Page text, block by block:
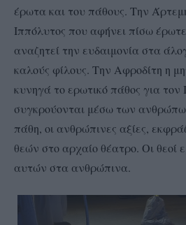
έρωτα και του πάθους. Την
Ιππόλυτος που αφήνει πίσω
αναζητεί την ευδαιμονία στα
καλούς φίλους. Την Αφροδίτη η
κυνηγά το ερωτικό πάθος για τον
συγκρούονται μέσω των
πάθη, οι ανθρώπινες αξίες,
θεών στο αρχαίο θέατρο. Οι θεοί
αυτών στα ανθρώπινα.